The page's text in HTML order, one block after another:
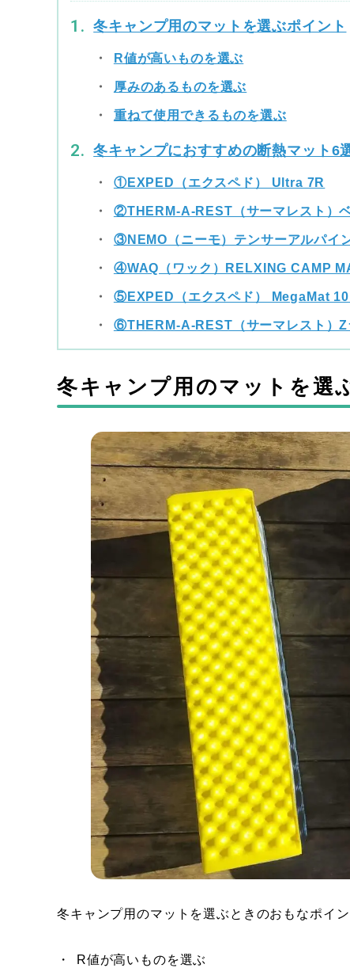
冬キャンプ用のマットを選ぶポイント
R値が高いものを選ぶ
厚みのあるものを選ぶ
重ねて使用できるものを選ぶ
冬キャンプにおすすめの断熱マット6
①EXPED（エクスペド） Ultra 7R
②THERM‐A-REST（サーマレスト）
③NEMO（ニーモ）テンサーアルパイ
④WAQ（ワック）RELXING CAMP
⑤EXPED（エクスペド） MegaMat
⑥THERM‐A-REST（サーマレスト）Z
冬キャンプ用のマットを選
冬キャンプ用のマットを選ぶときのおもなポイ
R値が高いものを選ぶ